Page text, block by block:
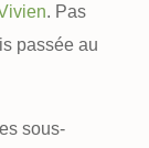
. Pas
passée au
sous-